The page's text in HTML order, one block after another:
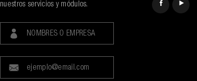
nuestros servicios y módulos.
NOMBRES O EMPRESA
ejemplo@email.com